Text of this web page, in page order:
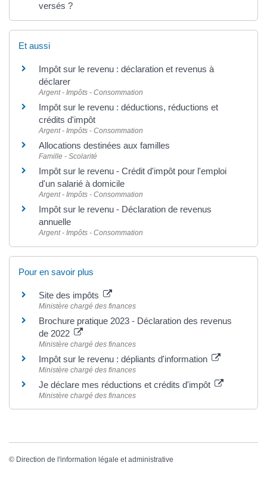
versés ?
Et aussi
Impôt sur le revenu : déclaration et revenus à
déclarer
Argent - Impôts - Consommation
Impôt sur le revenu : déductions, réductions et
crédits d'impôt
Argent - Impôts - Consommation
Allocations destinées aux familles
Famille - Scolarité
Impôt sur le revenu - Crédit d'impôt pour l'emploi
d'un salarié à domicile
Argent - Impôts - Consommation
Impôt sur le revenu - Déclaration de revenus
annuelle
Argent - Impôts - Consommation
Pour en savoir plus
Site des impôts
Ministère chargé des finances
Brochure pratique 2023 - Déclaration des revenus
de 2022
Ministère chargé des finances
Impôt sur le revenu : dépliants d'information
Ministère chargé des finances
Je déclare mes réductions et crédits d'impôt
Ministère chargé des finances
© Direction de l'information légale et administrative